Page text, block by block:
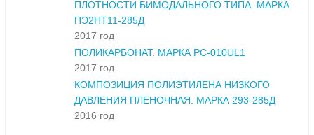
ПЛОТНОСТИ БИМОДАЛЬНОГО ТИПА. МАРКА
ПЭ2НТ11-285Д
2017 год
ПОЛИКАРБОНАТ. МАРКА PC-010UL1
2017 год
КОМПОЗИЦИЯ ПОЛИЭТИЛЕНА НИЗКОГО
ДАВЛЕНИЯ ПЛЕНОЧНАЯ. МАРКА 293-285Д
2016 год